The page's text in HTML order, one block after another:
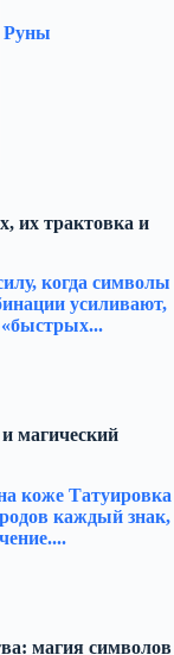
Руны
их трактовка и
когда символы
усиливают,
магический
коже Татуировка
каждый знак,
магия символов